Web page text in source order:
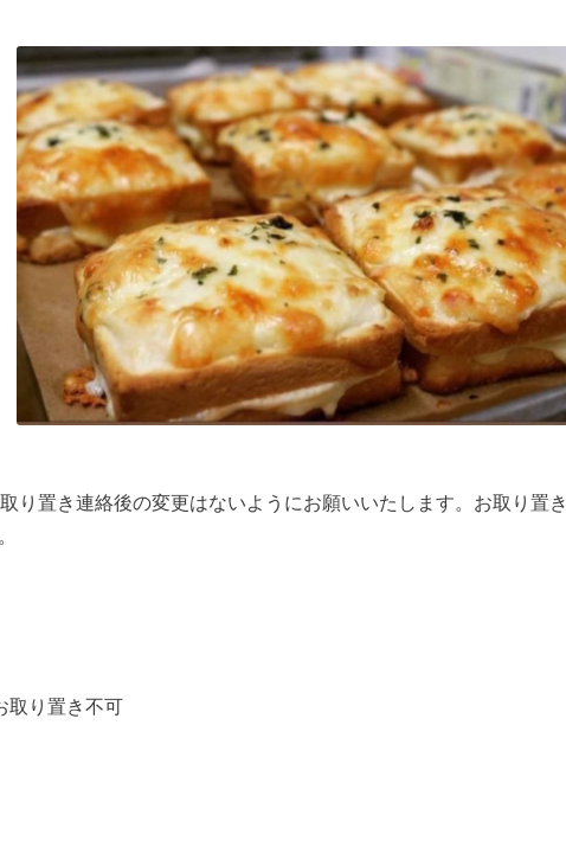
り置き連絡後の変更はないようにお願いいたします。お取り置き
り置き不可